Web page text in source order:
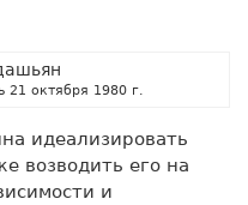
21 октября 1980 г.
идеализировать
возводить его на
и